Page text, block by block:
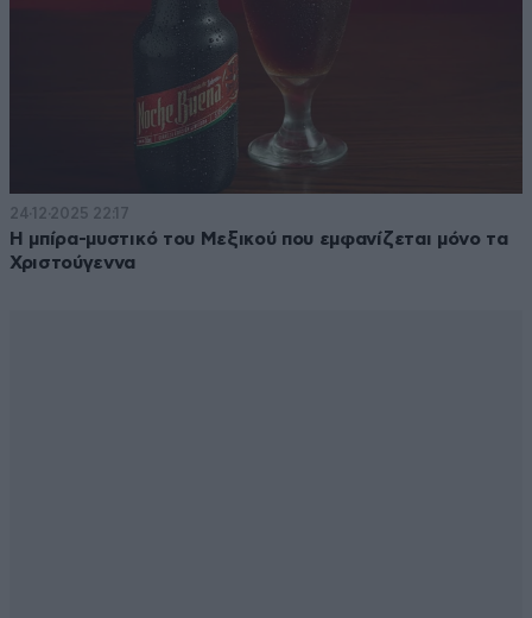
24·12·2025 22:17
Η μπίρα-μυστικό του Μεξικού που εμφανίζεται μόνο τα
Χριστούγεννα